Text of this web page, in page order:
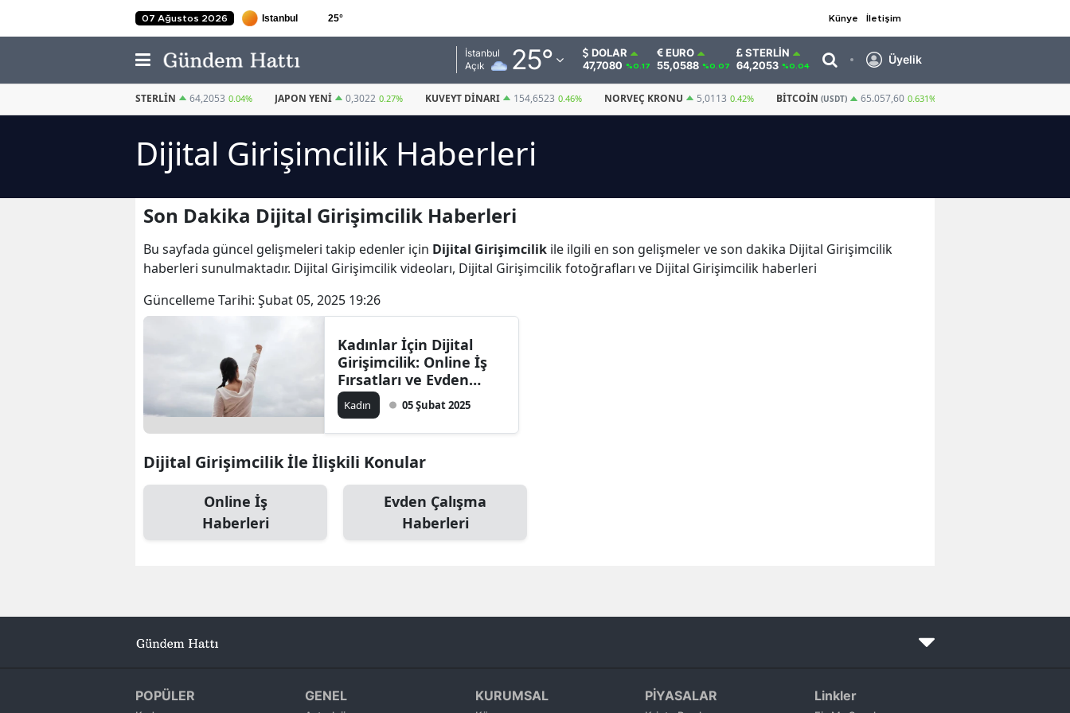
07 Ağustos 2026 25° Künye İletişim
İstanbul
Açık
25°
Adana
Adıyaman
Afyonkarahisar
Ağrı
Ankara
Antalya
Artvin
Bilecik
Bitlis
Burdur
Denizli
Diyarbakır
DOLAR
47,7080 %0.17
EURO
55,0588 %0.07
STERLIN
64,2053 %0.04 Üyelik
STERLIN 64,2053 0.04% JAPON YENI 0,3022 0.27% KUVEYT DINARI 154,6523 0.46% NORVEÇ KRONU 5,0113 0.42% BITCOIN (USDT) 65.057,60 0.631%
Dijital Girişimcilik Haberleri
Son Dakika Dijital Girişimcilik Haberleri
Bu sayfada güncel gelişmeleri takip edenler için Dijital Girişimcilik ile ilgili en son gelişmeler ve son dakika Dijital Girişimcilik
haberleri sunulmaktadır. Dijital Girişimcilik videoları, Dijital Girişimcilik fotoğrafları ve Dijital Girişimcilik haberleri
Güncelleme Tarihi: Şubat 05, 2025 19:26
Kadınlar İçin Dijital
Girişimcilik: Online İş
Fırsatları ve Evden
Çalışma Modelleri
Kadın 05 Şubat 2025
Dijital Girişimcilik İle İlişkili Konular
Online İş
Haberleri
Evden Çalışma
Haberleri
POPÜLER GENEL KURUMSAL PİYASALAR Linkler